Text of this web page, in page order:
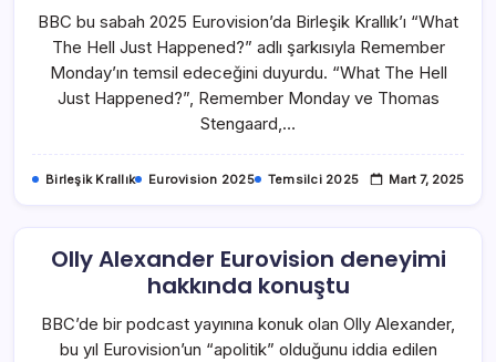
BBC bu sabah 2025 Eurovision’da Birleşik Krallık’ı “What
The Hell Just Happened?” adlı şarkısıyla Remember
Monday’ın temsil edeceğini duyurdu. “What The Hell
Just Happened?”, Remember Monday ve Thomas
Stengaard,…
Birleşik Krallık Eurovision 2025 Temsilci 2025 Mart 7, 2025
Olly Alexander Eurovision deneyimi
hakkında konuştu
BBC’de bir podcast yayınına konuk olan Olly Alexander,
bu yıl Eurovision’un “apolitik” olduğunu iddia edilen